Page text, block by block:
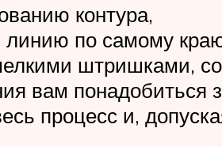
контура,
линию по самому
штришками,
вам
процесс и,